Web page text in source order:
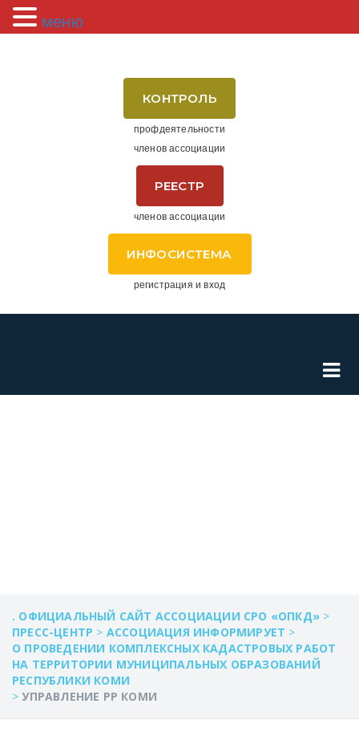
КОНТРОЛЬ
профдеятельности
членов ассоциации
РЕЕСТР
членов ассоциации
ИНФОСИСТЕМА
регистрация и вход
. ОФИЦИАЛЬНЫЙ САЙТ АССОЦИАЦИИ СРО «ОПКД» >
ПРЕСС-ЦЕНТР > АССОЦИАЦИЯ ИНФОРМИРУЕТ >
О ПРОВЕДЕНИИ КОМПЛЕКСНЫХ КАДАСТРОВЫХ РАБОТ
НА ТЕРРИТОРИИ МУНИЦИПАЛЬНЫХ ОБРАЗОВАНИЙ
РЕСПУБЛИКИ КОМИ
> УПРАВЛЕНИЕ РР КОМИ
меню